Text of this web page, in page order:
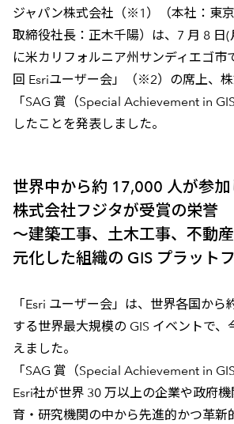
ジャパン株式会社（※1）（本社：東
取締役社長：正木千陽）は、7 月 8 日(
に米カリフォルニア州サンディエゴ市
回 Esriユーザー会」（※2）の席上、
「SAG 賞（Special Achievement in
したことを発表しました。
世界中から約 17,000 人が参
株式会社フジタが受賞の栄誉
～建築工事、土木工事、不動
元化した組織の GIS プラット
「Esri ユーザー会」は、世界各国から
する世界最大規模の GIS イベントで、
えました。
「SAG 賞（Special Achievement in
Esri社が世界 30 万以上の企業や政府
育・研究機関の中から先進的かつ革新